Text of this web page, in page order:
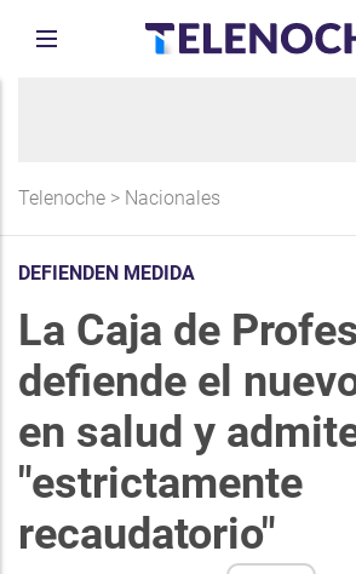
Telenoche > Nacionales
DEFIENDEN MEDIDA
La Caja de
defiende el
en salud y
"estrictamente
recaudatorio"